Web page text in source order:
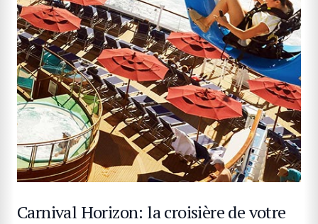
Carnival Horizon: la croisière de votre